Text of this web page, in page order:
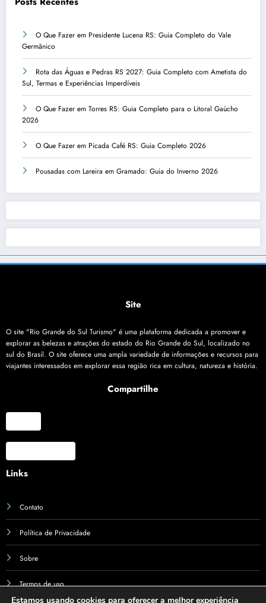
O Que Fazer em Presidente Lucena RS: Guia Completo do Vale
Germânico
Rota das Águas e Pedras RS 2027: Guia Completo com Ametista do
Sul, Termas e Experiências Imperdíveis
O Que Fazer em Torres RS: Guia Completo para o Litoral Gaúcho
2026
O Que Fazer em Picada Café RS: Guia Completo 2026
Pousadas com Lareira em Gramado: Guia do Inverno 2026
Site
O site "Rio Grande do Sul Turismo" é uma plataforma dedicada a promover e
explorar as belezas e atrações do estado do Rio Grande do Sul, localizado no
sul do Brasil. O site oferece uma ampla variedade de informações e recursos para
viajantes interessados em explorar essa região rica em cultura, natureza e história.
Compartilhe
Links
Contato
Política de Privacidade
Sobre
Termos de uso
Estamos usando cookies para oferecer a melhor experiência